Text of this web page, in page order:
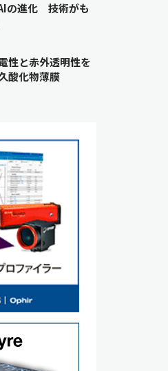
の進化 技術がも
性と赤外透明性を
酸化物薄膜